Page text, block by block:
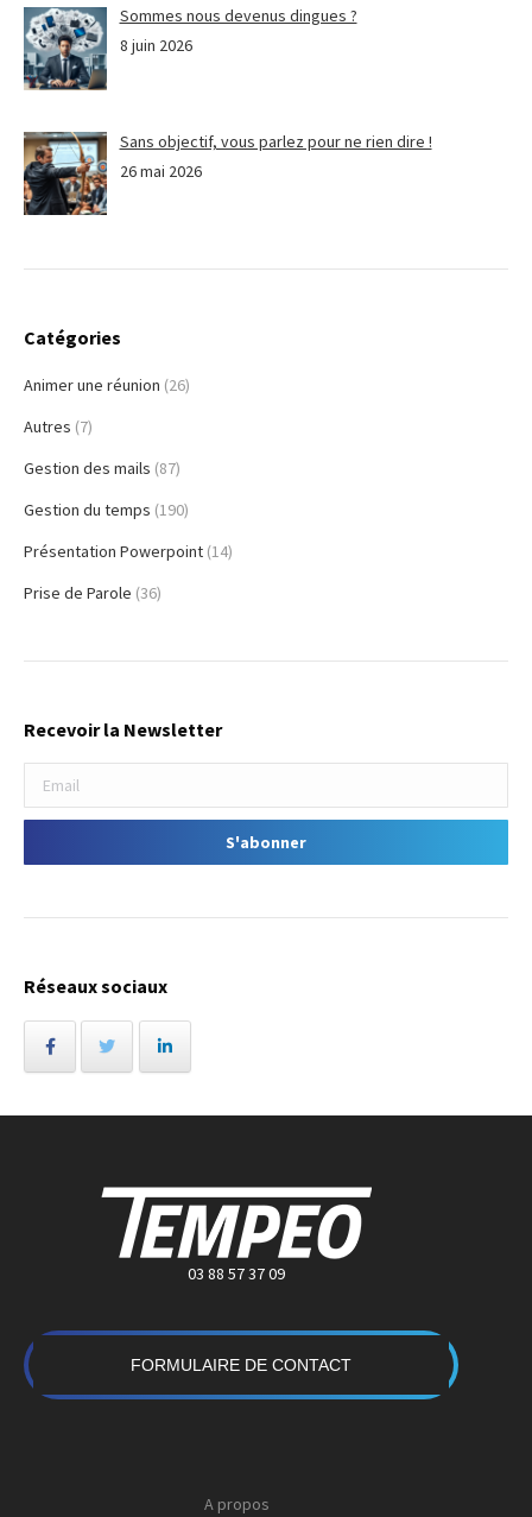
Sommes nous devenus dingues ?
8 juin 2026
Sans objectif, vous parlez pour ne rien dire !
26 mai 2026
Catégories
Animer une réunion (26)
Autres (7)
Gestion des mails (87)
Gestion du temps (190)
Présentation Powerpoint (14)
Prise de Parole (36)
Recevoir la Newsletter
Réseaux sociaux
03 88 57 37 09
FORMULAIRE DE CONTACT
A propos